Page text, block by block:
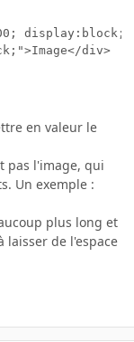
div>
en valeur le
pas l'image, qui
Un exemple :
plus long et
laisser de l'espace